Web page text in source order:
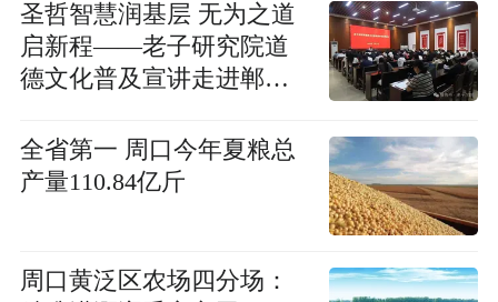
圣哲智慧润基层 无为之道
启新程——老子研究院道
德文化普及宣讲走进郸城
全省第一 周口今年夏粮总
产量110.84亿斤
周口黄泛区农场四分场：